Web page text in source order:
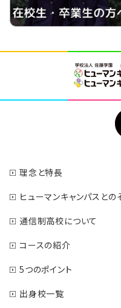
理念と特長
ヒューマンキャンパスとの
通信制高校について
コースの紹介
5つのポイント
出身校一覧